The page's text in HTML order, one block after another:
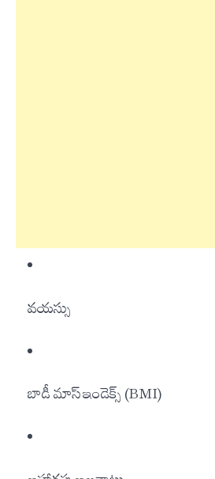
వయస్సు
బాడీ మాస్ ఇండెక్స్ (BMI)